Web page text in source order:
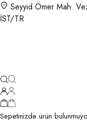
Seyyid Ömer Mah.
İST/TR
Sepetinizde ürün